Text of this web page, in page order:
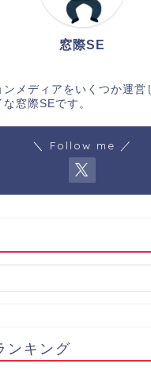
窓際SE
ンメディアをいくつか運営
窓際SEです。
＼ Follow me ／
ンキング